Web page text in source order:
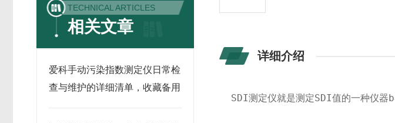
TECHNICAL ARTICLES
相关文章
爱科手动污染指数测定仪日常检
查与维护的详细清单，收藏备用
详细介绍
SDI测定仪就是测定SDI值的一种仪